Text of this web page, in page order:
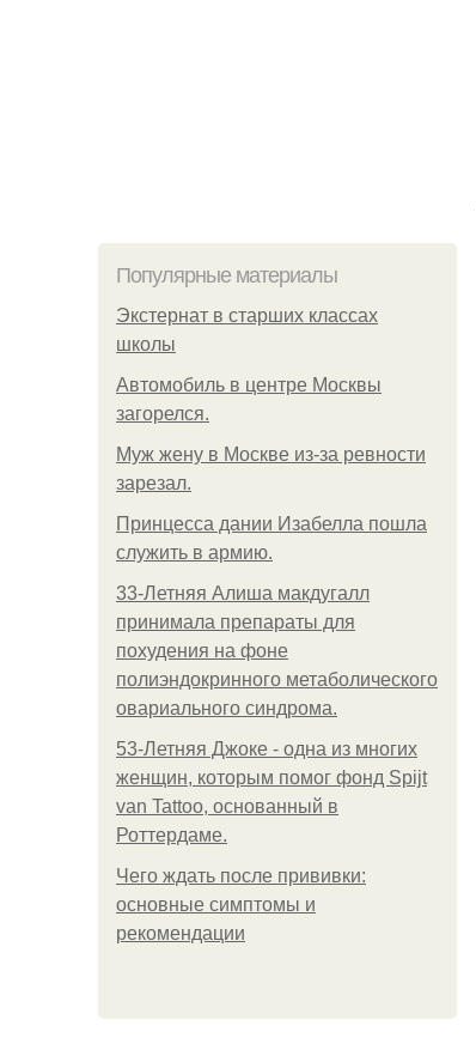
Популярные материалы
Экстернат в старших классах
школы
Автомобиль в центре Москвы
загорелся.
Mуж жену в Москве из-за ревности
зарезал.
Принцесса дании Изабелла пошла
служить в армию.
33-Летняя Алиша макдугалл
принимала препараты для
похудения на фоне
полиэндокринного метаболического
овариального синдрома.
53-Летняя Джоке - одна из многих
женщин, которым помог фонд Spijt
van Tattoo, основанный в
Роттердаме.
Чего ждать после прививки:
основные симптомы и
рекомендации